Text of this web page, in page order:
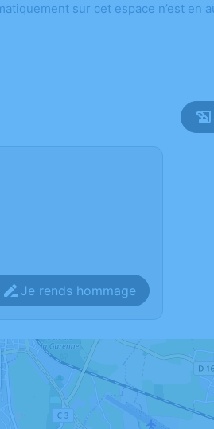
sur cet espace n’est en
Je rends hommage